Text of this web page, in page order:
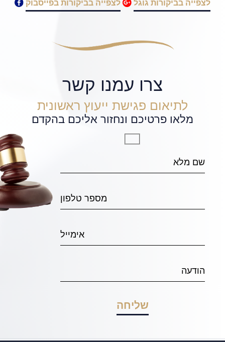
לצפייה בביקורות גוגל לצפייה בביקורות בפייסבוק
צרו עמנו קשר
לתיאום פגישת ייעוץ ראשונית
מלאו פרטיכם ונחזור אליכם בהקדם